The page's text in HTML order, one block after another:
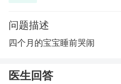
问题描述
四个月的宝宝睡前哭闹
医生回答